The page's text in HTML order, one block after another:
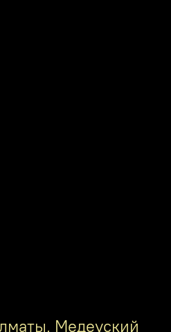
Медеуский